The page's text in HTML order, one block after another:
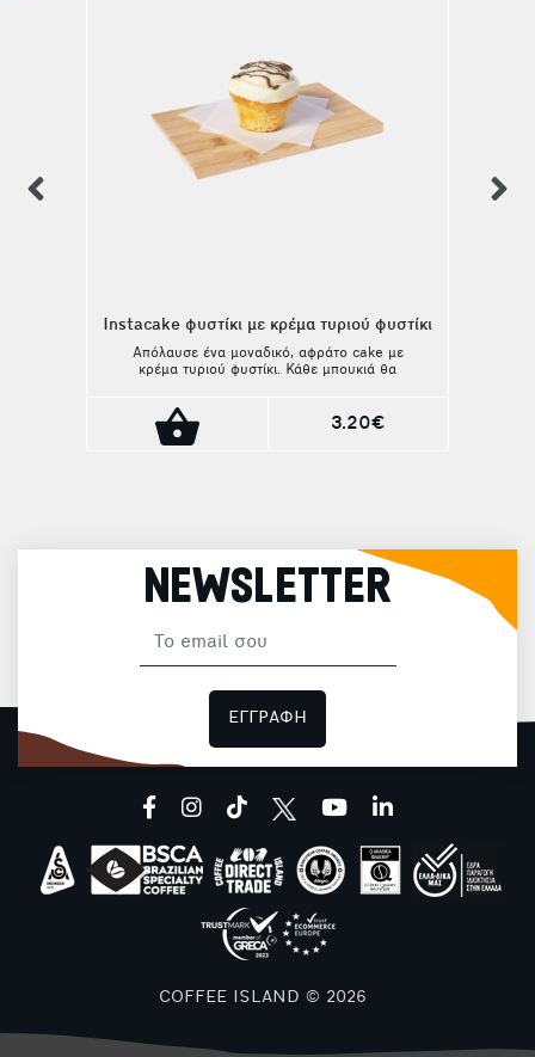
Instacake φυστίκι με κρέμα τυριού φυστίκι
Απόλαυσε ένα μοναδικό, αφράτο cake με
κρέμα τυριού φυστίκι. Κάθε μπουκιά θα
3.20€
NEWSLETTER
ΕΓΓΡΑΦΗ
facebook
instagram
tiktok youtubelinkedin
COFFEE ISLAND © 2026